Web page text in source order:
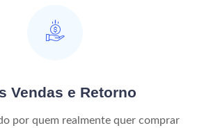
Vendas e Retorno
por quem realmente quer comprar